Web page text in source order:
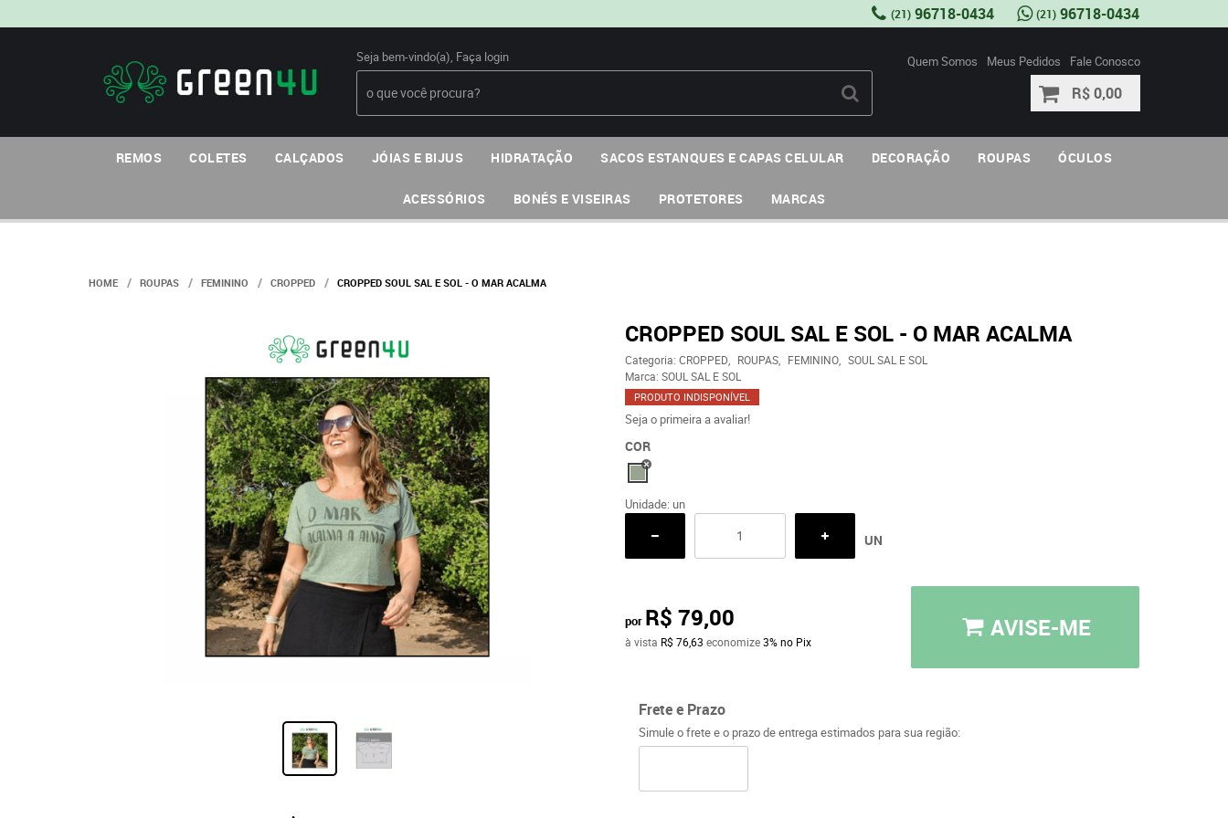
(21) 96718-0434 (21) 96718-0434
Seja bem-vindo(a), Faça login Quem Somos Meus Pedidos Fale Conosco
R$ 0,00
REMOS COLETES CALÇADOS JÓIAS E BIJUS HIDRATAÇÃO SACOS ESTANQUES E CAPAS CELULAR DECORAÇÃO ROUPAS ÓCULOS
ACESSÓRIOS BONÉS E VISEIRAS PROTETORES MARCAS
HOME ROUPAS FEMININO CROPPED CROPPED SOUL SAL E SOL - O MAR ACALMA
CROPPED SOUL SAL E SOL - O MAR ACALMA
Categoria: CROPPED ROUPAS FEMININO
SOUL SAL E SOL
Marca: SOUL SAL E SOL
PRODUTO INDISPONÍVEL
Seja o primeira a avaliar!
COR
Unidade: un
UN
por R$ 79,00
à vista R$ 76,63 economize3% no Pix AVISE-ME
Frete e Prazo
Simule o frete e o prazo de entrega estimados para sua região: